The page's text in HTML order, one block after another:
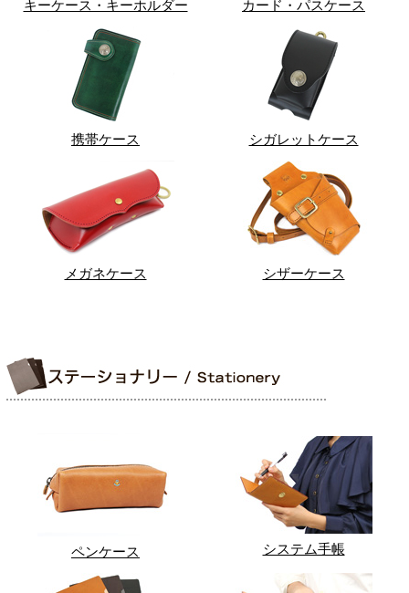
キーケース・キーホルダー カード・パスケース
携帯ケース シガレットケース
メガネケース シザーケース
ペンケース システム手帳